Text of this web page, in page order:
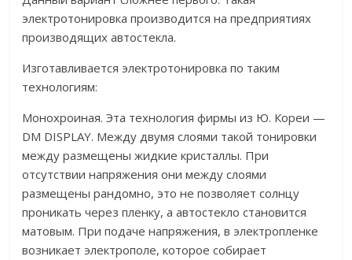
электротонировка производится на предприятиях
производящих автостекла.
Изготавливается электротонировка по таким
технологиям:
Монохроиная. Эта технология фирмы из Ю. Кореи —
DM DISPLAY. Между двумя слоями такой тонировки
между размещены жидкие кристаллы. При
отсутствии напряжения они между слоями
размещены рандомно, это не позволяет солнцу
проникать через пленку, а автостекло становится
матовым. При подаче напряжения, в электропленке
возникает электрополе, которое собирает